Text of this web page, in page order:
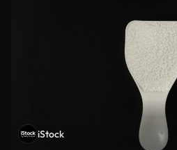
iStock